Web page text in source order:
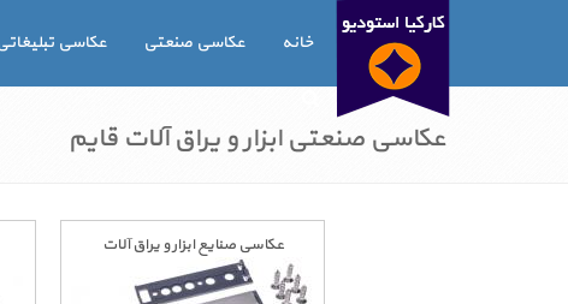
خانه عکاسی صنعتی عکاسی
عکاسی صنعتی ابزار و یراق آلات قایم
عکاسی صنایع ابزار و یراق آلات